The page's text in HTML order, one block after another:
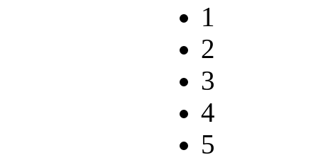
1
2
3
4
5